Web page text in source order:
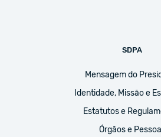
SDPA
Mensagem do
Identidade, Missão e
Estatutos e
Órgãos e